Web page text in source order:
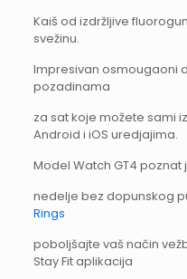
Kaiš od izdržljive
svežinu.
Impresivan osmougaoni
pozadinama
za sat koje možete sami
Android i iOS uredjajima.
Model Watch GT4
nedelje bez dopunskog
Rings
poboljšajte vaš način
Stay Fit aplikacija